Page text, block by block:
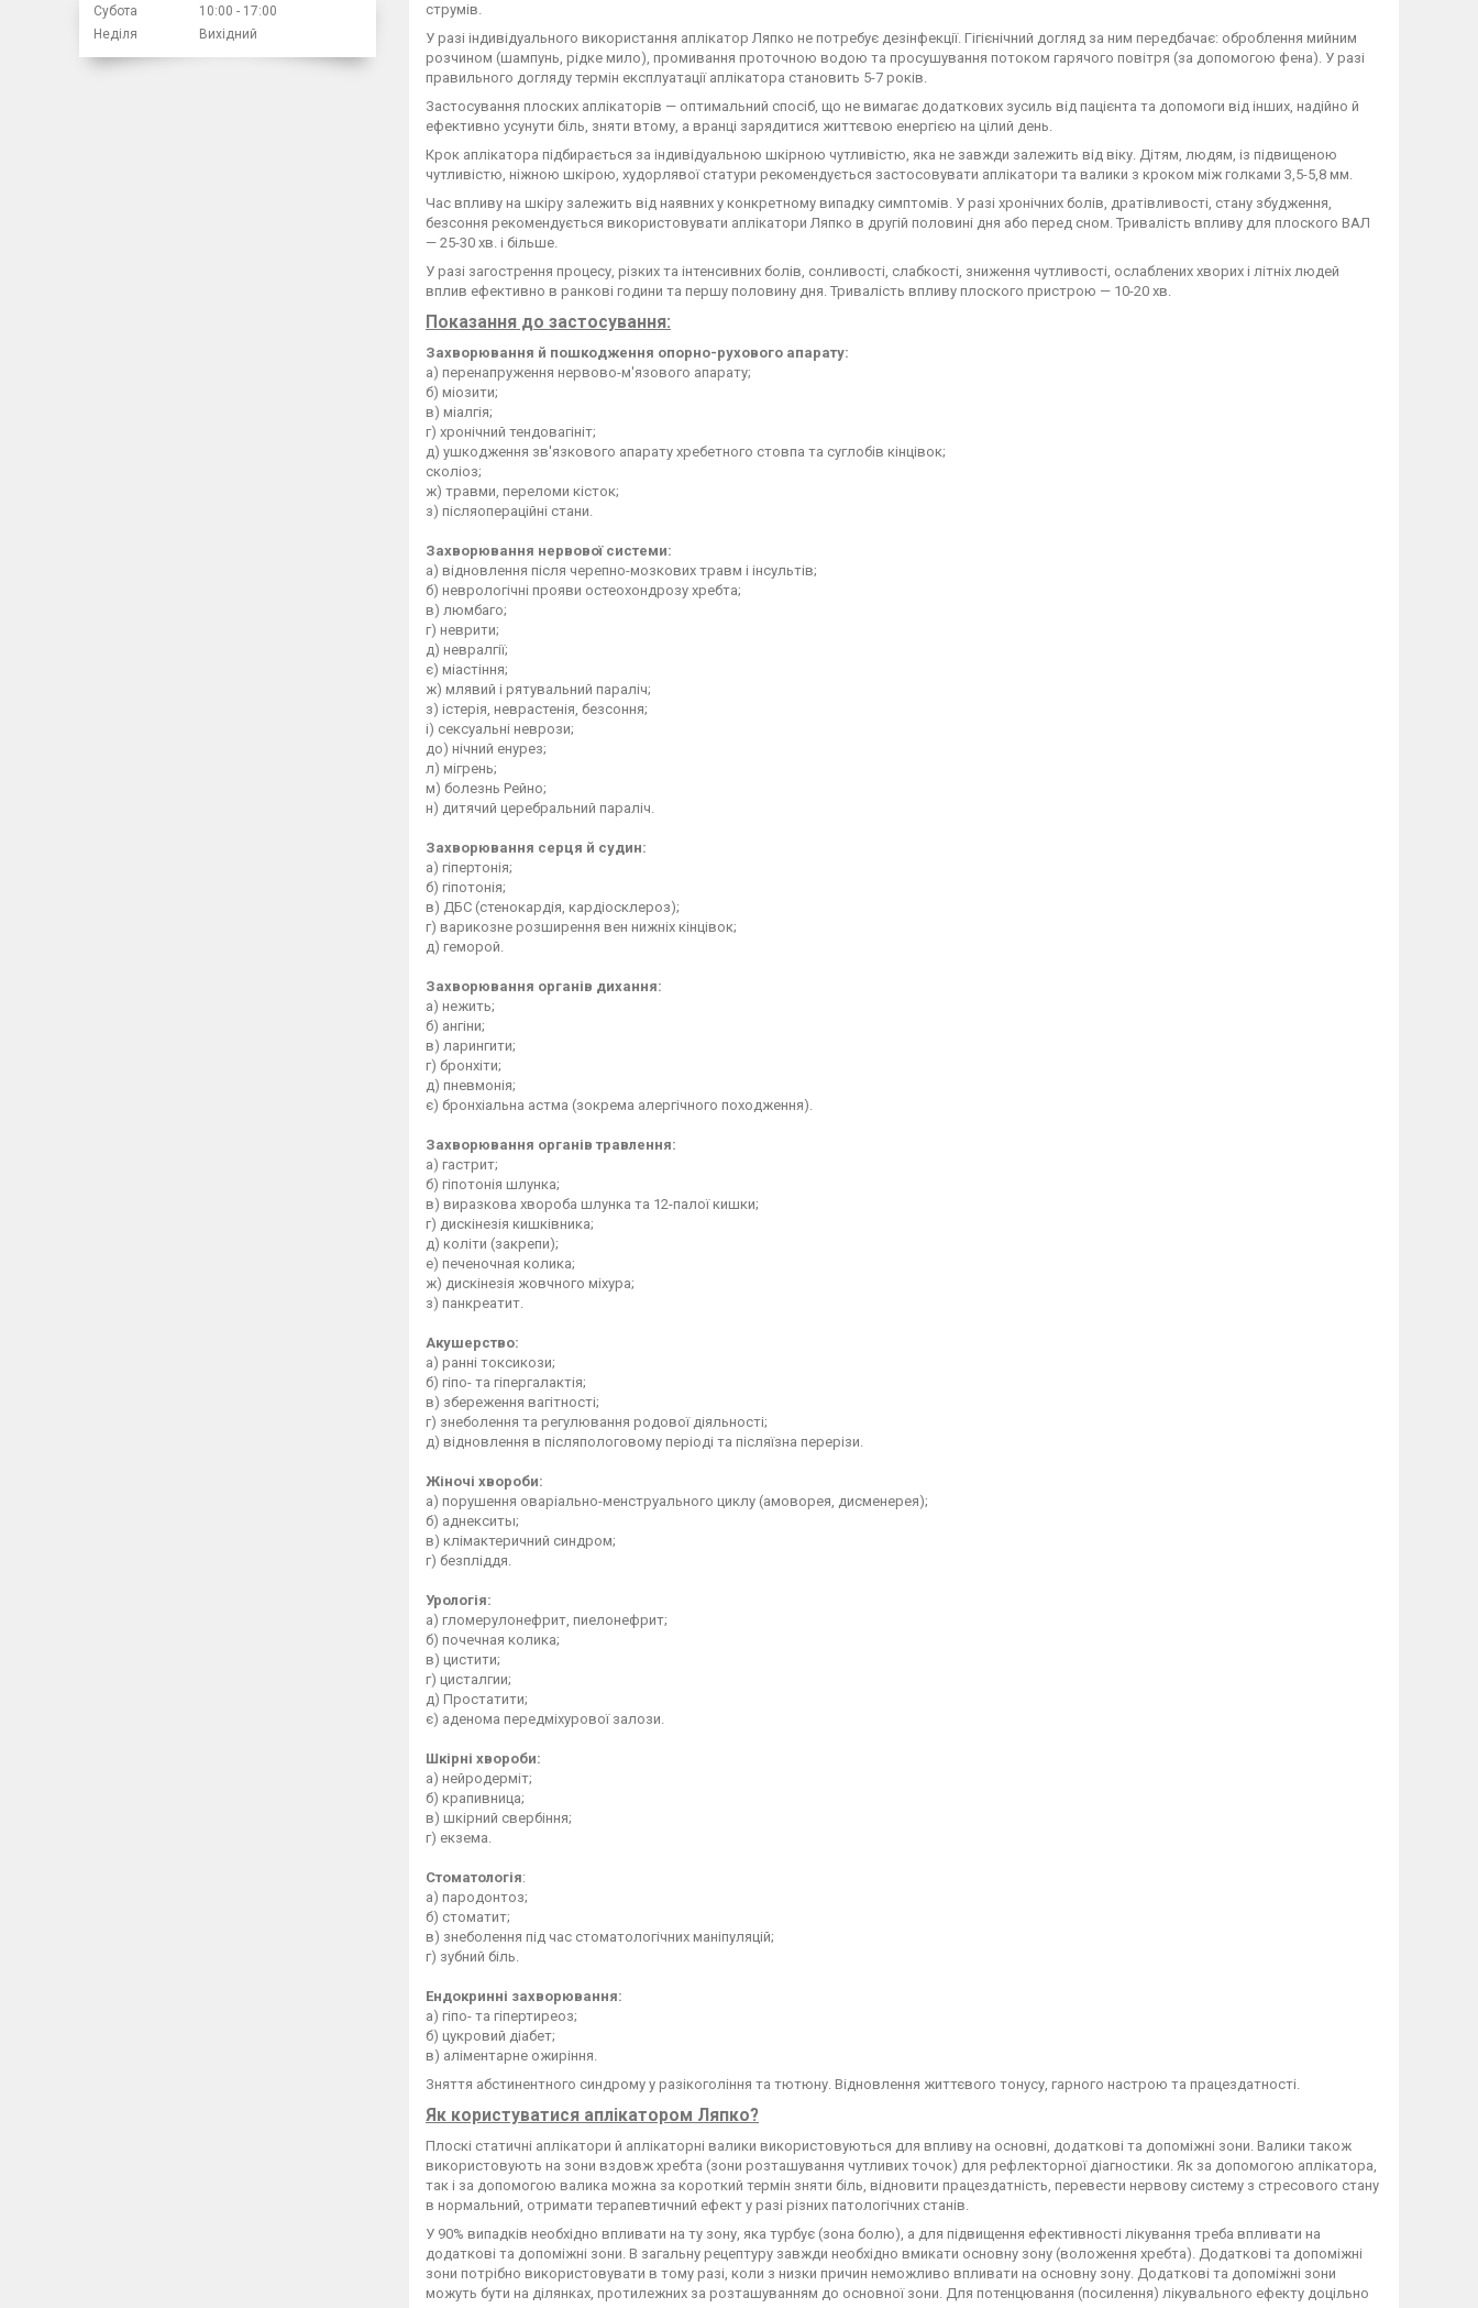
струмів.
У разі індивідуального використання аплікатор Ляпко не потребує дезінфекції. Гігієнічний догляд за ним передбачає: оброблення мийним
розчином (шампунь, рідке мило), промивання проточною водою та просушування потоком гарячого повітря (за допомогою фена). У разі
правильного догляду термін експлуатації аплікатора становить 5-7 років.
Застосування плоских аплікаторів — оптимальний спосіб, що не вимагає додаткових зусиль від пацієнта та допомоги від інших, надійно й
ефективно усунути біль, зняти втому, а вранці зарядитися життєвою енергією на цілий день.
Крок аплікатора підбирається за індивідуальною шкірною чутливістю, яка не завжди залежить від віку. Дітям, людям, із підвищеною
чутливістю, ніжною шкірою, худорлявої статури рекомендується застосовувати аплікатори та валики з кроком між голками 3,5-5,8 мм.
Час впливу на шкіру залежить від наявних у конкретному випадку симптомів. У разі хронічних болів, дратівливості, стану збудження,
безсоння рекомендується використовувати аплікатори Ляпко в другій половині дня або перед сном. Тривалість впливу для плоского ВАЛ
— 25-30 хв. і більше.
У разі загострення процесу, різких та інтенсивних болів, сонливості, слабкості, зниження чутливості, ослаблених хворих і літніх людей
вплив ефективно в ранкові години та першу половину дня. Тривалість впливу плоского пристрою — 10-20 хв.
Показання до застосування:
Захворювання й пошкодження опорно-рухового апарату:
а) перенапруження нервово-м'язового апарату;
б) міозити;
в) міалгія;
г) хронічний тендовагініт;
д) ушкодження зв'язкового апарату хребетного стовпа та суглобів кінцівок;
сколіоз;
ж) травми, переломи кісток;
з) післяопераційні стани.
Захворювання нервової системи:
а) відновлення після черепно-мозкових травм і інсультів;
б) неврологічні прояви остеохондрозу хребта;
в) люмбаго;
г) неврити;
д) невралгії;
є) міастіння;
ж) млявий і рятувальний параліч;
з) істерія, неврастенія, безсоння;
і) сексуальні неврози;
до) нічний енурез;
л) мігрень;
м) болезнь Рейно;
н) дитячий церебральний параліч.
Захворювання серця й судин:
а) гіпертонія;
б) гіпотонія;
в) ДБС (стенокардія, кардіосклероз);
г) варикозне розширення вен нижніх кінцівок;
д) геморой.
Захворювання органів дихання:
а) нежить;
б) ангіни;
в) ларингити;
г) бронхіти;
д) пневмонія;
є) бронхіальна астма (зокрема алергічного походження).
Захворювання органів травлення:
а) гастрит;
б) гіпотонія шлунка;
в) виразкова хвороба шлунка та 12-палої кишки;
г) дискінезія кишківника;
д) коліти (закрепи);
е) печеночная колика;
ж) дискінезія жовчного міхура;
з) панкреатит.
Акушерство:
а) ранні токсикози;
б) гіпо- та гіпергалактія;
в) збереження вагітності;
г) знеболення та регулювання родової діяльності;
д) відновлення в післяпологовому періоді та післяїзна перерізи.
Жіночі хвороби:
а) порушення оваріально-менструального циклу (амоворея, дисменерея);
б) аднекситы;
в) клімактеричний синдром;
г) безпліддя.
Урологія:
а) гломерулонефрит, пиелонефрит;
б) почечная колика;
в) цистити;
г) цисталгии;
д) Простатити;
є) аденома передміхурової залози.
Шкірні хвороби:
а) нейродерміт;
б) крапивница;
в) шкірний свербіння;
г) екзема.
Стоматологія:
а) пародонтоз;
б) стоматит;
в) знеболення під час стоматологічних маніпуляцій;
г) зубний біль.
Ендокринні захворювання:
а) гіпо- та гіпертиреоз;
б) цукровий діабет;
в) аліментарне ожиріння.
Зняття абстинентного синдрому у разікогоління та тютюну. Відновлення життєвого тонусу, гарного настрою та працездатності.
Як користуватися аплікатором Ляпко?
Плоскі статичні аплікатори й аплікаторні валики використовуються для впливу на основні, додаткові та допоміжні зони. Валики також
використовують на зони вздовж хребта (зони розташування чутливих точок) для рефлекторної діагностики. Як за допомогою аплікатора,
так і за допомогою валика можна за короткий термін зняти біль, відновити працездатність, перевести нервову систему з стресового стану
в нормальний, отримати терапевтичний ефект у разі різних патологічних станів.
У 90% випадків необхідно впливати на ту зону, яка турбує (зона болю), а для підвищення ефективності лікування треба впливати на
додаткові та допоміжні зони. В загальну рецептуру завжди необхідно вмикати основну зону (воложення хребта). Додаткові та допоміжні
зони потрібно використовувати в тому разі, коли з низки причин неможливо впливати на основну зону. Додаткові та допоміжні зони
можуть бути на ділянках, протилежних за розташуванням до основної зони. Для потенцювання (посилення) лікувального ефекту доцільно
Субота
10:00
17:00
Неділя
Вихідний